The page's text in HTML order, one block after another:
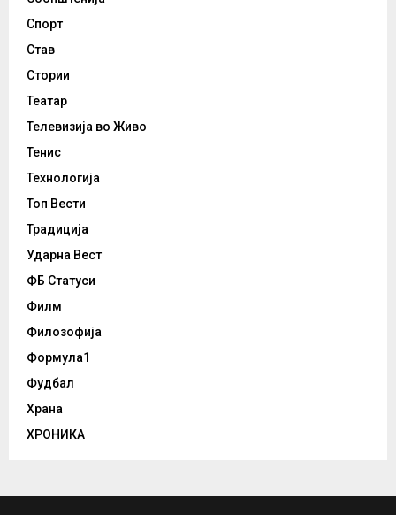
Спорт
Став
Стории
Театар
Телевизија во Живо
Тенис
Технологија
Топ Вести
Традиција
Ударна Вест
ФБ Статуси
Филм
Филозофија
Формула1
Фудбал
Храна
ХРОНИКА